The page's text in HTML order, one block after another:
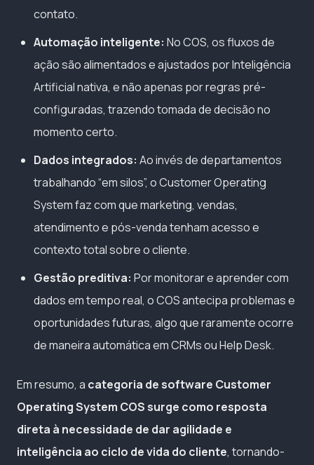
contato.
Automação inteligente: No COS, os fluxos de
ação são alimentados e ajustados por Inteligência
Artificial nativa, e não apenas por regras pré-
configuradas, trazendo tomada de decisão no
momento certo.
Dados integrados: Ao invés de departamentos
trabalhando “em silos”, o Customer Operating
System faz com que marketing, vendas,
atendimento e pós-venda tenham acesso e
contexto total sobre o cliente.
Gestão preditiva: Por monitorar e aprender com
dados em tempo real, o COS antecipa problemas e
oportunidades futuras, algo que raramente ocorre
de maneira automática em CRMs ou Help Desk.
Em resumo, a categoria de software Customer
Operating System COS surge como resposta
direta à necessidade de dar agilidade e
inteligência ao ciclo de vida do cliente, tornando-